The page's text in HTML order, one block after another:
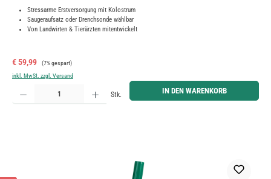
Stressarme Erstversorgung mit Kolostrum
Saugeraufsatz oder Drenchsonde wählbar
Von Landwirten & Tierärzten mitentwickelt
Verkaufspreis:
€ 59,99 Regulärer Preis:
(7% gespart)
inkl. MwSt. zzgl. Versand
Produkt Anzahl: Gib den gewünschten Wert ein oder benutze die Schaltflächen um die Anzahl zu
Stk. IN DEN WARENKORB